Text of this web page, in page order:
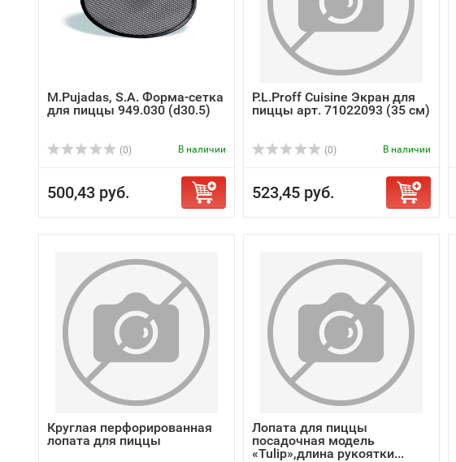
M.Pujadas, S.A. Форма-сетка
для пиццы 949.030 (d30.5)
(0) В наличии
500,43 руб.
P.L.Proff Cuisine Экран для
пиццы арт. 71022093 (35 см)
(0) В наличии
523,45 руб.
Круглая перфорированная
лопата для пиццы
Лопата для пиццы
посадочная модель
«Tulip»,длина рукоятки...